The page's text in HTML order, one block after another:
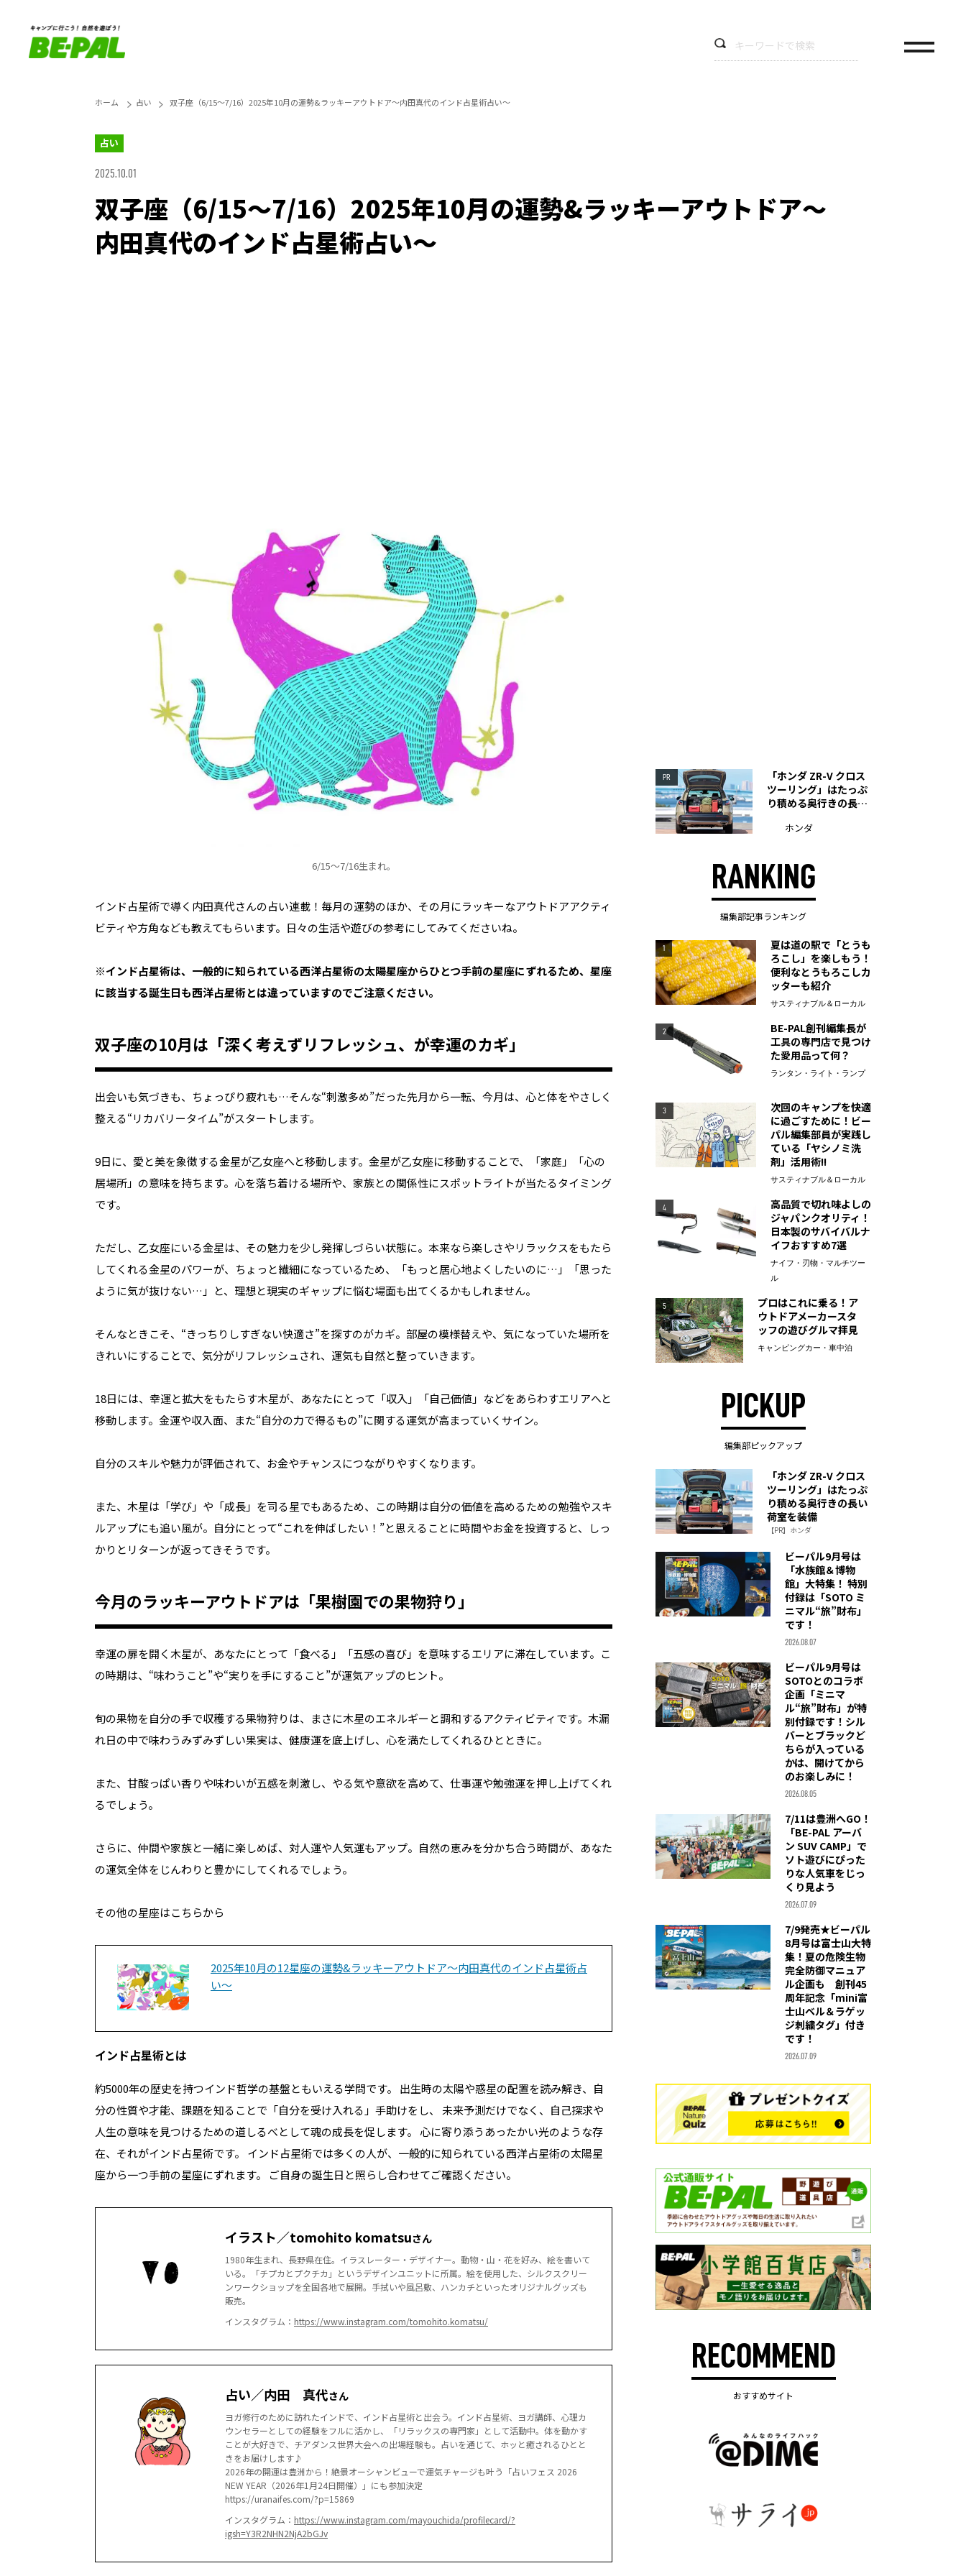
ホーム 占い 双子座（6/15～7/16）2025年10月の運勢&ラッキーアウトドア～内田真代のインド占星術占い～
占い
2025.10.01
双子座（6/15～7/16）2025年10月の運勢&ラッキーアウトドア～
内田真代のインド占星術占い～
6/15～7/16生まれ。
インド占星術で導く内田真代さんの占い連載！毎月の運勢のほか、その月にラッキーなアウトドアアクティ
ビティや方角なども教えてもらいます。日々の生活や遊びの参考にしてみてくださいね。
※インド占星術は、一般的に知られている西洋占星術の太陽星座からひとつ手前の星座にずれるため、星座
に該当する誕生日も西洋占星術とは違っていますのでご注意ください。
双子座の10月は「深く考えずリフレッシュ、が幸運のカギ」
出会いも気づきも、ちょっぴり疲れも…そんな“刺激多め”だった先月から一転、今月は、心と体をやさしく
整える“リカバリータイム”がスタートします。
9日に、愛と美を象徴する金星が乙女座へと移動します。金星が乙女座に移動することで、「家庭」「心の
居場所」の意味を持ちます。心を落ち着ける場所や、家族との関係性にスポットライトが当たるタイミング
です。
ただし、乙女座にいる金星は、その魅力を少し発揮しづらい状態に。本来なら楽しさやリラックスをもたら
してくれる金星のパワーが、ちょっと繊細になっているため、「もっと居心地よくしたいのに…」「思った
ように気が抜けない…」と、理想と現実のギャップに悩む場面も出てくるかもしれません。
そんなときこそ、“きっちりしすぎない快適さ”を探すのがカギ。部屋の模様替えや、気になっていた場所を
きれいにすることで、気分がリフレッシュされ、運気も自然と整っていきます。
18日には、幸運と拡大をもたらす木星が、あなたにとって「収入」「自己価値」などをあらわすエリアへと
移動します。金運や収入面、また“自分の力で得るもの”に関する運気が高まっていくサイン。
自分のスキルや魅力が評価されて、お金やチャンスにつながりやすくなります。
また、木星は「学び」や「成長」を司る星でもあるため、この時期は自分の価値を高めるための勉強やスキ
ルアップにも追い風が。自分にとって“これを伸ばしたい！”と思えることに時間やお金を投資すると、しっ
かりとリターンが返ってきそうです。
今月のラッキーアウトドアは「果樹園での果物狩り」
幸運の扉を開く木星が、あなたにとって「食べる」「五感の喜び」を意味するエリアに滞在しています。こ
の時期は、“味わうこと”や“実りを手にすること”が運気アップのヒント。
旬の果物を自分の手で収穫する果物狩りは、まさに木星のエネルギーと調和するアクティビティです。木漏
れ日の中で味わうみずみずしい果実は、健康運を底上げし、心を満たしてくれるひとときに。
また、甘酸っぱい香りや味わいが五感を刺激し、やる気や意欲を高めて、仕事運や勉強運を押し上げてくれ
るでしょう。
さらに、仲間や家族と一緒に楽しめば、対人運や人気運もアップ。自然の恵みを分かち合う時間が、あなた
の運気全体をじんわりと豊かにしてくれるでしょう。
その他の星座はこちらから
2025年10月の12星座の運勢&ラッキーアウトドア～内田真代のインド占星術占
い～
インド占星術とは
約5000年の歴史を持つインド哲学の基盤ともいえる学問です。 出生時の太陽や惑星の配置を読み解き、自
分の性質や才能、課題を知ることで「自分を受け入れる」手助けをし、 未来予測だけでなく、自己探求や
人生の意味を見つけるための道しるべとして魂の成長を促します。 心に寄り添うあったかい光のような存
在、それがインド占星術です。 インド占星術では多くの人が、 一般的に知られている西洋占星術の太陽星
座から一つ手前の星座にずれます。
ご自身の誕生日と照らし合わせてご確認ください。
イラスト／tomohito komatsuさん
1980年生まれ、長野県在住。イラスレーター・デザイナー。動物・山・花を好み、絵を書いて
いる。「チプカとプクチカ」というデザインユニットに所属。絵を使用した、シルクスクリー
ンワークショップを全国各地で展開。手拭いや風呂敷、ハンカチといったオリジナルグッズも
販売。
インスタグラム： https://www.instagram.com/tomohito.komatsu/
占い／内田 真代さん
ヨガ修行のために訪れたインドで、インド占星術と出会う。インド占星術、ヨガ講師、心理カ
ウンセラーとしての経験をフルに活かし、「リラックスの専門家」として活動中。体を動かす
ことが大好きで、チアダンス世界大会への出場経験も。占いを通じて、ホッと癒されるひとと
きをお届けします♪
2026年の開運は豊洲から！絶景オーシャンビューで運気チャージも叶う「占いフェス 2026
NEW YEAR（2026年1月24日開催）」にも参加決定
https://uranaifes.com/?p=15869
インスタグラム： https://www.instagram.com/mayouchida/profilecard/?
igsh=Y3R2NHN2NjA2bGJv
PR
「ホンダ ZR-V クロス
ツーリング」はたっぷ
り積める奥行きの長い
ホンダ
RANKING
編集部記事ランキング
1
夏は道の駅で「とうも
ろこし」を楽しもう！
便利なとうもろこしカ
ッターも紹介
サスティナブル＆ローカル
2
BE-PAL創刊編集長が
工具の専門店で見つけ
た愛用品って何？
ランタン・ライト・ランプ
3
次回のキャンプを快適
に過ごすために！ビー
パル編集部員が実践し
ている「ヤシノミ洗
剤」活用術!!
サスティナブル＆ローカル
4
高品質で切れ味よしの
ジャパンクオリティ！
日本製のサバイバルナ
イフおすすめ7選
ナイフ・刃物・マルチツー
ル
5
プロはこれに乗る！ア
ウトドアメーカースタ
ッフの遊びグルマ拝見
キャンピングカー・車中泊
PICKUP
編集部ピックアップ
「ホンダ ZR-V クロス
ツーリング」はたっぷ
り積める奥行きの長い
荷室を装備
【PR】ホンダ
ビーパル9月号は
「水族館＆博物
館」大特集！ 特別
付録は「SOTO ミ
ニマル“旅”財布」
です！
2026.08.07
ビーパル9月号は
SOTOとのコラボ
企画「ミニマ
ル“旅”財布」が特
別付録です！シル
バーとブラックど
ちらが入っている
かは、開けてから
のお楽しみに！
2026.08.05
7/11は豊洲へGO！
「BE-PAL アーバ
ン SUV CAMP」で
ソト遊びにぴった
りな人気車をじっ
くり見よう
2026.07.09
7/9発売★ビーパル
8月号は富士山大特
集！夏の危険生物
完全防御マニュア
ル企画も 創刊45
周年記念「mini富
士山ベル＆ラゲッ
ジ刺繍タグ」付き
です！
2026.07.09
RECOMMEND
おすすめサイト